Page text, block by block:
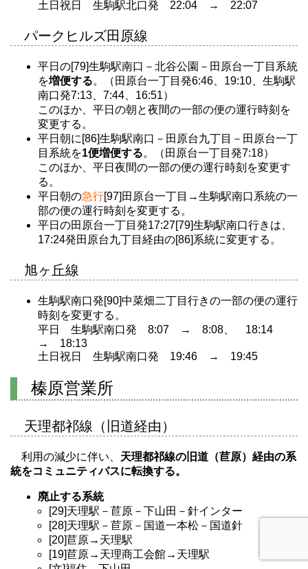
土日祝日 生駒駅北口発 22:04 → 22:07
パークヒルズ田原線
平日の[79]生駒駅南口－北谷公園－田原台一丁目系統
を増便する。（田原台一丁目発6:46、19:10、生駒駅
南口発7:13、7:44、16:51）
このほか、平日の朝と夜間の一部の便の運行時刻を
変更する。
平日朝に[86]生駒駅南口－田原台九丁目－田原台一丁
目系統を1便増便する。（田原台一丁目発7:18）
このほか、平日夜間の一部の便の運行時刻を変更す
る。
平日朝の急行[97]田原台一丁目→生駒駅南口系統の一
部の便の運行時刻を変更する。
平日の田原台一丁目発17:27[79]生駒駅南口行きは、
17:24発田原台九丁目経由の[86]系統に変更する。
旭ヶ丘線
生駒駅南口発[90]中菜畑二丁目行きの一部の便の運行
時刻を変更する。
平日 生駒駅南口発 8:07 → 8:08、 18:14
→ 18:13
土日祝日 生駒駅南口発 19:46 → 19:45
榛原営業所
天理都祁線（旧道経由）
利用の減少に伴い、 天理都祁線の旧道（苣原）経由の系
統をコミュニティバスに転換する。
廃止する系統
[29]天理駅－苣原－下山田－針インター
[28]天理駅－苣原－国道一本松－国道針
[20]苣原→天理駅
[19]苣原→天理商工会館→天理駅